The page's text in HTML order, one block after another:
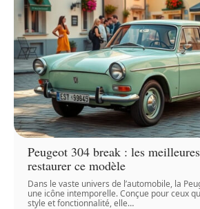
Peugeot 304 break : les
restaurer ce modèle
Dans le vaste univers de l’automobile, la
une icône intemporelle. Conçue pour ceux
style et fonctionnalité, elle…